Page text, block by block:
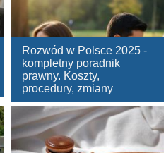
Rozwód w Polsce 2025 -
kompletny poradnik
prawny. Koszty,
procedury, zmiany